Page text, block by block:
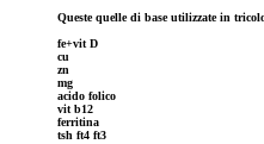
Queste quelle di base utilizzate in
fe+vit D
cu
zn
mg
acido folico
vit b12
ferritina
tsh ft4 ft3